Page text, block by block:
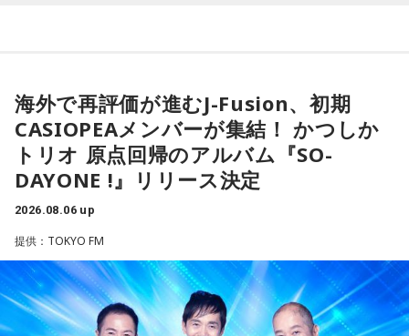
ね」
放送ではさらにドンの実態についての解説が続いた。
ちゃくちゃだし、早口で喋ったもんだから、ただただ引きつ
らせてしまいました」と当時を振り返り、苦笑いを見せまし
た。
ゴリさん
◆故郷・沖縄で味わう絶景とグルメ
沖縄を訪れたらぜひ足を運んでほしい場所として、ゴリさん
は国際通り近くの「せんべろ街」を紹介しました。「そこだ
れることを選ぶと流れが変わります。人と違っても大丈夫。
今夜にでも「本当はこう生きたい」を自由に書き出してみ
て。
【2位】双子座（ふたご座）
思いがけない誘いや情報が、次の展開を連れてくるかも！今
正解です。誰かとの会話から人生のヒントが見つかる予感
も。今日は気になる人に自分から連絡してみて。
【3位】天秤座（てんびん座）
今日から金星が天秤座へ！！あなた本来の魅力がグッと高ま
海外で再評価が進むJ-Fusion、初期
CASIOPEAメンバーが集結！ かつしか
トリオ 原点回帰のアルバム『SO-
DAYONE !』リリース決定
2026.08.06 up
提供：TOKYO FM